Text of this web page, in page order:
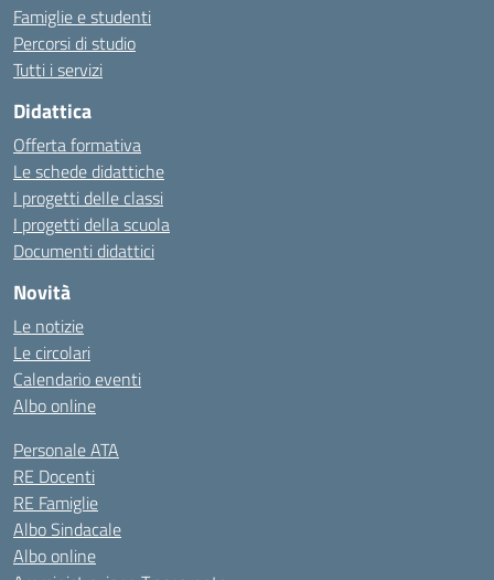
Famiglie e studenti
Percorsi di studio
Tutti i servizi
Didattica
Offerta formativa
Le schede didattiche
I progetti delle classi
I progetti della scuola
Documenti didattici
Novità
Le notizie
Le circolari
Calendario eventi
Albo online
Personale ATA
RE Docenti
RE Famiglie
Albo Sindacale
Albo online